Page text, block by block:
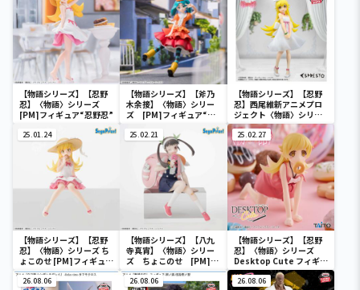
【物語シリーズ】【忍野
忍】〈物語〉シリーズ
[PM]フィギュア“忍野忍”
【物語シリーズ】【斧乃
木余接】〈物語〉シリー
ズ [PM]フィギュア“斧
【物語シリーズ】【忍野
忍】西尾維新アニメプロ
ジェクト〈物語〉シリー
ズ ESPRESTO-Clear
material another
color-忍野忍
25.01.24
【物語シリーズ】【忍野
忍】〈物語〉シリーズ ち
ょこのせ [PM]フィギュ
ア“忍野忍”
25.02.21
【物語シリーズ】【八九
寺真宵】〈物語〉シリー
ズ ちょこのせ [PM]フ
ィギュア“八九寺真宵”
25.02.27
【物語シリーズ】【忍野
忍】〈物語〉シリーズ
Desktop Cute フィギュ
ア 忍野忍
26.08.06 26.08.06 26.08.06